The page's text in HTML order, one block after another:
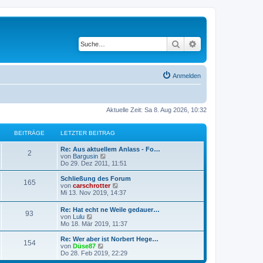
Suche
Anmelden
Aktuelle Zeit: Sa 8. Aug 2026, 10:32
BEITRÄGE LETZTER BEITRAG
2B
i
r
ä
g
e
L
e
t
z
t
e
r
e
i
t
r
a
g
Re: Aus aktuellem Anlass - Fo…
von Bargusin
e
u
e
s
t
e
r
B
i
t
r
g
Do 29. Dez 2011, 11:51
165B
r
ä
L
e
t
t
e
r
B
e
i
t
r
Schließung des Forum
von carschrotter
e
e
s
e
r
B
i
Mi 13. Nov 2019, 14:37
93
i
t
L
e
t
z
t
e
r
Re: Hat echt ne Weile gedauer…
von Lulu
e
u
e
s
t
Mo 18. Mär 2019, 11:37
154B
L
e
t
z
Re: Wer aber ist Norbert Hege…
von Düse87
e
u
Do 28. Feb 2019, 22:29